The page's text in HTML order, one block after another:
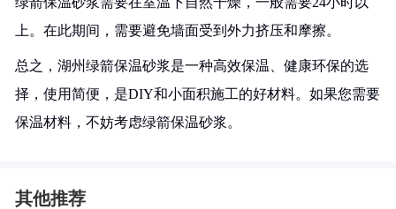
上。在此期间，需要避免墙面受到外力挤压和摩擦。
总之，湖州绿箭保温砂浆是一种高效保温、健康环保的选
择，使用简便，是DIY和小面积施工的好材料。如果您需要
保温材料，不妨考虑绿箭保温砂浆。
其他推荐